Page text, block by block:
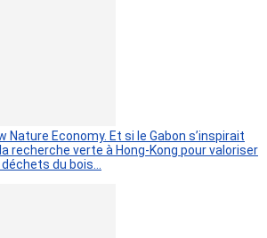
Nature Economy. Et si le Gabon s’inspirait
recherche verte à Hong-Kong pour valoriser
déchets du bois…